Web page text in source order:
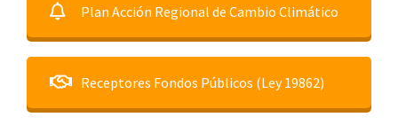
Plan Acción Regional de Cambio Climático
Receptores Fondos Públicos (Ley 19862)